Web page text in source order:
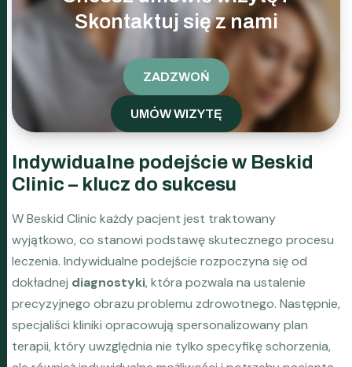
Skontaktuj się z nami
ZADZWOŃ
UMÓW WIZYTĘ
Indywidualne podejście w Beskid
Clinic – klucz do sukcesu
W Beskid Clinic każdy pacjent jest traktowany
wyjątkowo, co stanowi podstawę skutecznego procesu
leczenia. Indywidualne podejście rozpoczyna się od
dokładnej diagnostyki, która pozwala na ustalenie
precyzyjnego obrazu problemu zdrowotnego. Następnie,
specjaliści kliniki opracowują spersonalizowany plan
terapii, który uwzględnia nie tylko specyfikę schorzenia,